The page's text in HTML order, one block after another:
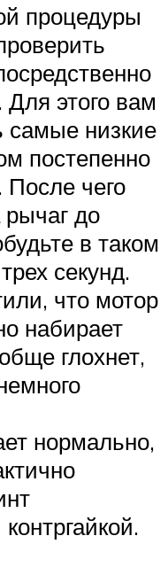
процедуры
Для этого вам
самые низкие
постепенно
После чего
до
в таком
секунд.
что мотор
набирает
глохнет,
нормально,